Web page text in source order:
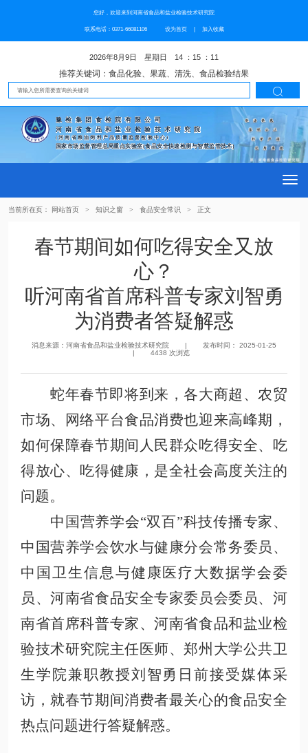
您好，欢迎来到河南省食品和盐业检验技术研究院
联系电话：0371-66081106 设为首页| 加入收藏
2026年8月9日 星期日 14 ：15 ：12
推荐关键词：食品化验、果蔬、清洗、食品检验结果

豫检集团食检院有限公司
河南省食品和盐业检验技术研究院
(河南省粮油饲料产品质量监督检验中心)
国家市场监督管理总局重点实验室(食品安全快速检测与智慧监管技术)
当前所在页： 网站首页 > 知识之窗 > 食品安全常识 > 正文
春节期间如何吃得安全又放
心？
听河南省首席科普专家刘智勇
为消费者答疑解惑
消息来源：河南省食品和盐业检验技术研究院 | 发布时间： 2025-01-25
| 4438 次浏览
蛇年春节即将到来，各大商超、农贸
市场、网络平台食品消费也迎来高峰期，
如何保障春节期间人民群众吃得安全、吃
得放心、吃得健康，是全社会高度关注的
问题。
中国营养学会“双百”科技传播专家、
中国营养学会饮水与健康分会常务委员 、
中国卫生信息与健康医疗大数据学会委
员 、河南省食品安全专家委员会委员、河
南省首席科普专家、河南省食品和盐业检
验技术研究院主任医师、郑州大学公共卫
生学院兼职教授刘智勇日前接受媒体采
访，就春节期间消费者最关心的食品安全
热点问题进行答疑解惑。